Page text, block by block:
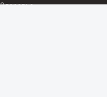
Здоровье